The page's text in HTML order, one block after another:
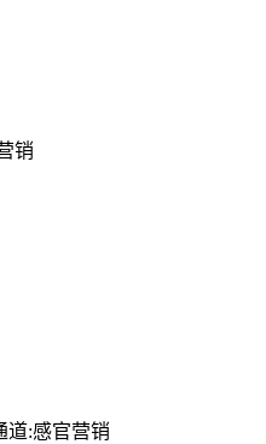
销
道:感官营销